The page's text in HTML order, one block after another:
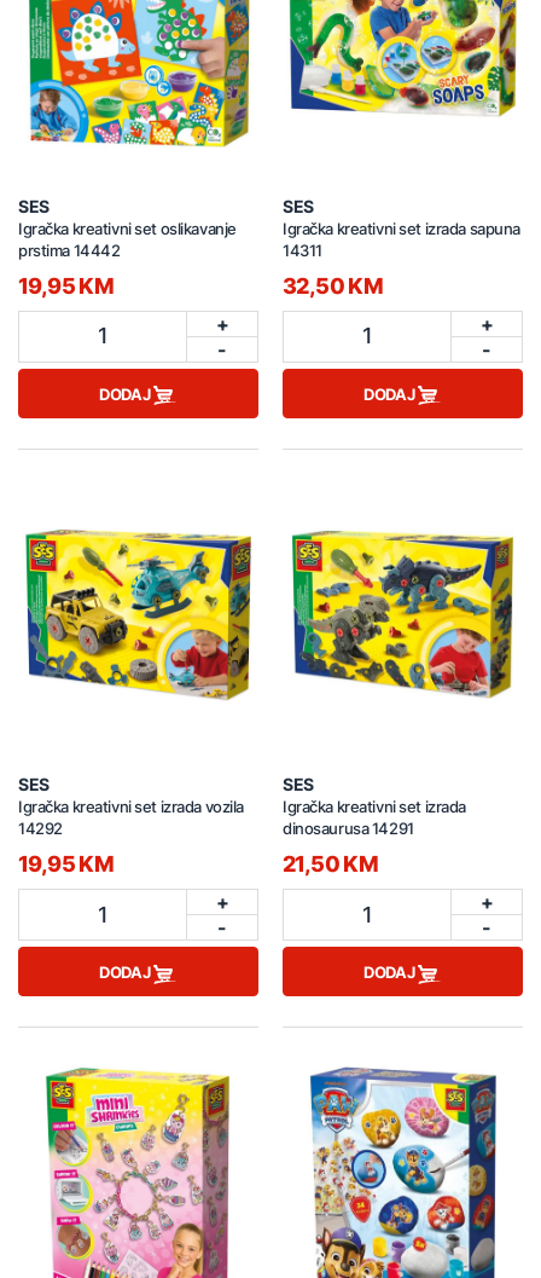
SES
Igračka kreativni set oslikavanje
prstima 14442
19,95 KM
1
+
-
DODAJ
SES
Igračka kreativni set izrada sapuna
14311
32,50 KM
1
+
-
DODAJ
SES
Igračka kreativni set izrada vozila
14292
19,95 KM
1
+
-
DODAJ
SES
Igračka kreativni set izrada
dinosaurusa 14291
21,50 KM
1
+
-
DODAJ